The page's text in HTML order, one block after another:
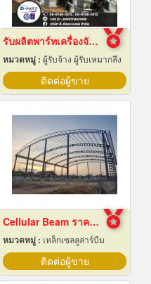
รับผลิตพาร์ทเครื่องจักร ตามแบบ ระยอง
หมวดหมู่ : ผู้รับจ้าง ผู้รับเหมากลึง
ติดต่อผู้ขาย
Cellular Beam ราคาโรงงาน
หมวดหมู่ : เหล็กเซลลูล่าร์บีม
ติดต่อผู้ขาย